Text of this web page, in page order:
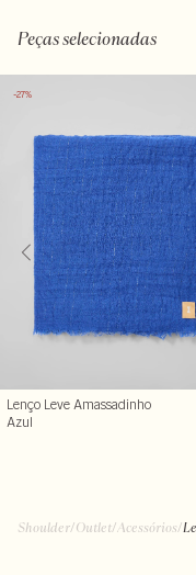
Peças selecionadas
-27%
Lenço Leve Amassadinho
Azul
Shoulder/Outlet/ Acessórios/